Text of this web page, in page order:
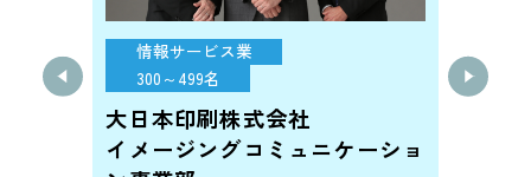
情報サービス業
300～499名
大日本印刷株式会社
イメージングコミュニケーショ